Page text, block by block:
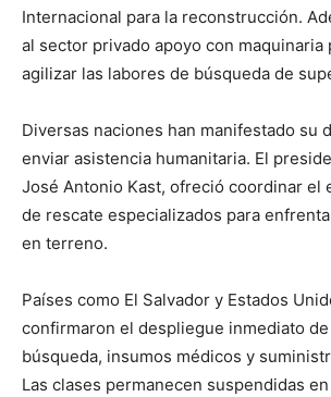
Internacional para la reconstrucción.
al sector privado apoyo con maquinaria
agilizar las labores de búsqueda de
Diversas naciones han manifestado su
enviar asistencia humanitaria. El
José Antonio Kast, ofreció coordinar el
de rescate especializados para
en terreno.
Países como El Salvador y Estados
confirmaron el despliegue inmediato
búsqueda, insumos médicos y
Las clases permanecen suspendidas